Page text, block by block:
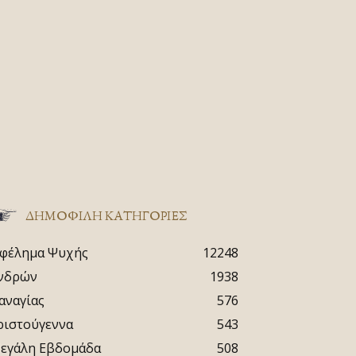
ΔΗΜΟΦΙΛΗ ΚΑΤΗΓΟΡΙΕΣ
Ψυχής
12248
1938
576
543
Εβδομάδα
508